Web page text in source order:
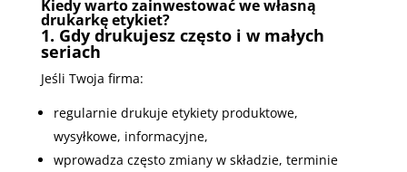
Kiedy warto zainwestować we własną
drukarkę etykiet?
1. Gdy drukujesz często i w małych
seriach
Jeśli Twoja firma:
regularnie drukuje etykiety produktowe,
wysyłkowe, informacyjne,
wprowadza często zmiany w składzie, terminie